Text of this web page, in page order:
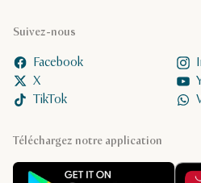
Téléchargez notre application
Suivez-nous
Facebook
X
TikTok